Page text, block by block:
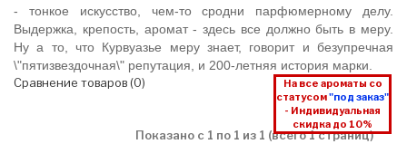
- тонкое искусство, чем-то сродни парфюмерному делу.
Выдержка, крепость, аромат - здесь все должно быть в меру.
Ну а то, что Курвуазье меру знает, говорит и безупречная
\"пятизвездочная\" репутация, и 200-летняя история марки.
На все ароматы со
статусом"под заказ"
- Индивидуальная
скидка до 10%
Сравнение товаров (0)
Показано с 1 по 1 из 1 (всего 1 страниц)